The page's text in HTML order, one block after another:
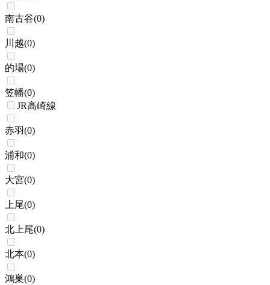
南古谷(0)
川越(0)
的場(0)
笠幡(0)
JR高崎線
赤羽(0)
浦和(0)
大宮(0)
上尾(0)
北上尾(0)
北本(0)
鴻巣(0)